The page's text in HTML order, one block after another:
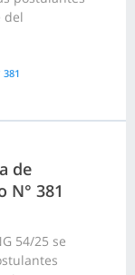
del
381
de
N° 381
54/25 se